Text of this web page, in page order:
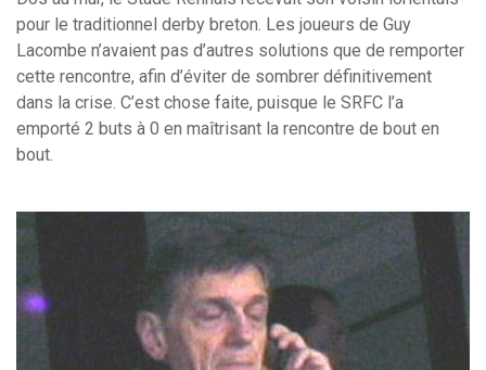
pour le traditionnel derby breton. Les joueurs de Guy
Lacombe n’avaient pas d’autres solutions que de remporter
cette rencontre, afin d’éviter de sombrer définitivement
dans la crise. C’est chose faite, puisque le SRFC l’a
emporté 2 buts à 0 en maîtrisant la rencontre de bout en
bout.